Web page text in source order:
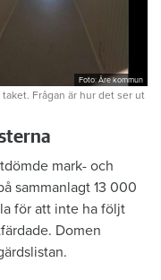
Foto: Åre kommun
Frågan är hur det ser ut
mark- och
sammanlagt 13 000
för att inte ha följt
Domen